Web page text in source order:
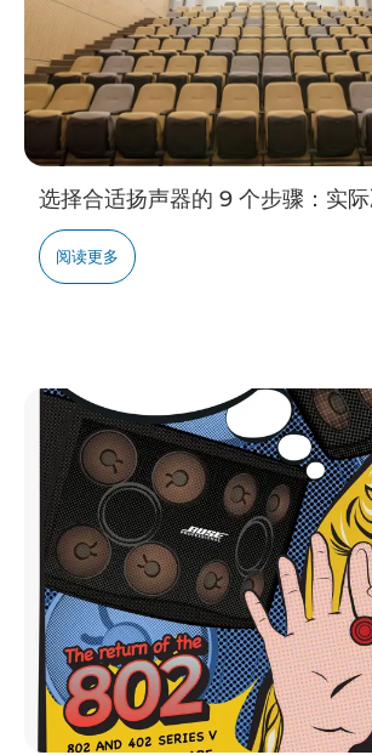
选择合适扬声器的 9 个步骤：实
阅读更多